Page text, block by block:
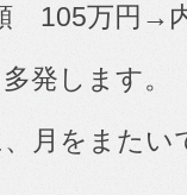
105万円→
発します。
月をまたい